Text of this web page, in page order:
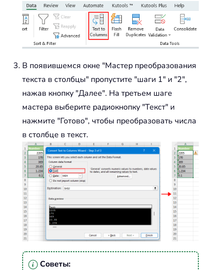
В появившемся окне "Мастер преобразования
текста в столбцы" пропустите "шаги 1" и "2",
нажав кнопку "Далее". На третьем шаге
мастера выберите радиокнопку "Текст" и
нажмите "Готово", чтобы преобразовать числа
в столбце в текст.
Советы: